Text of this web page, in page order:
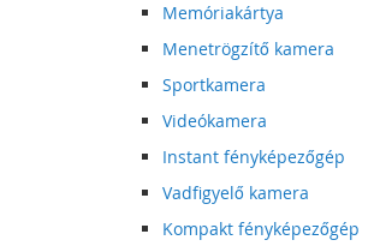
Memóriakártya
Menetrögzítő kamera
Sportkamera
Videókamera
Instant fényképezőgép
Vadfigyelő kamera
Kompakt fényképezőgép